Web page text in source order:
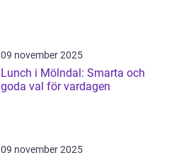
09 november 2025
Lunch i Mölndal: Smarta och
goda val för vardagen
09 november 2025